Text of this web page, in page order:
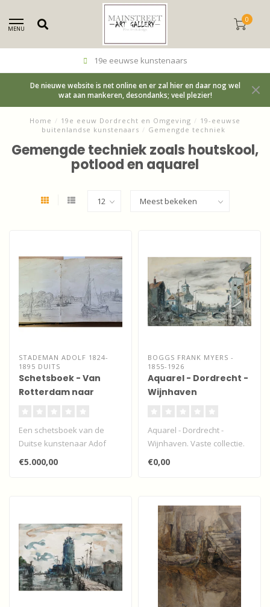
MENU
0
19e eeuwse kunstenaars
De nieuwe website is net online en er zal hier en daar nog wel
wat aan mankeren, desondanks; veel plezier!
Home / 19e eeuw Dordrecht en Omgeving / 19-eeuwse
buitenlandse kunstenaars / Gemengde techniek
Gemengde techniek zoals houtskool,
potlood en aquarel
STADEMAN ADOLF 1824-
1895 DUITS
Schetsboek - Van
Rotterdam naar
Een schetsboek van de
Duitse kunstenaar Adof
Stademan met schetsen en
aquarellen..
€5.000,00
BOGGS FRANK MYERS -
1855-1926
Aquarel - Dordrecht -
Wijnhaven
Aquarel - Dordrecht -
Wijnhaven. Vaste collectie.
Vooralsnog niet te koop...
€0,00